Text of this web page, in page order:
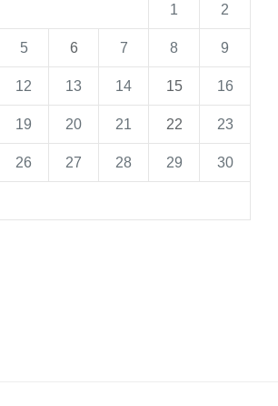
1 2
5 6 7 8 9
12 13 14 15 16
19 20 21 22 23
26 27 28 29 30